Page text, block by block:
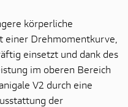
körperliche
einer Drehmomentkurve,
einsetzt und dank des
im oberen Bereich
V2 durch eine
der